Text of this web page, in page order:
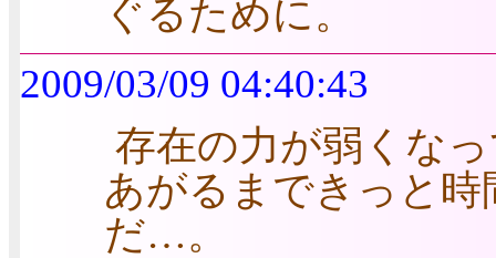
ぐるために。
2009/03/09 04:40:43
存在の力が弱くな
あがるまできっと
だ…。